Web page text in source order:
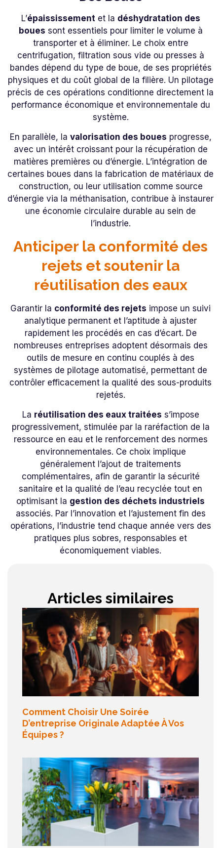
L’épaississementet la déshydratation des
boues sont essentiels pour limiter le volume à
transporter et à éliminer. Le choix entre
centrifugation, filtration sous vide ou presses à
bandes dépend du type de boue, de ses propriétés
physiques et du coût global de la filière. Un pilotage
précis de ces opérations conditionne directement la
performance économique et environnementale du
système.
En parallèle, la valorisation des boues progresse,
avec un intérêt croissant pour la récupération de
matières premières ou d’énergie. L’intégration de
certaines boues dans la fabrication de matériaux de
construction, ou leur utilisation comme source
d’énergie via la méthanisation, contribue à instaurer
une économie circulaire durable au sein de
l’industrie.
Anticiper la conformité des
rejets et soutenir la
réutilisation des eaux
Garantir la conformité des rejets impose un suivi
analytique permanent et l’aptitude à ajuster
rapidement les procédés en cas d’écart. De
nombreuses entreprises adoptent désormais des
outils de mesure en continu couplés à des
systèmes de pilotage automatisé, permettant de
contrôler efficacement la qualité des sous-produits
rejetés.
La réutilisation des eaux traitées s’impose
progressivement, stimulée par la raréfaction de la
ressource en eau et le renforcement des normes
environnementales. Ce choix implique
généralement l’ajout de traitements
complémentaires, afin de garantir la sécurité
sanitaire et la qualité de l’eau recyclée tout en
optimisant la gestion des déchets industriels
associés. Par l’innovation et l’ajustement fin des
opérations, l’industrie tend chaque année vers des
pratiques plus sobres, responsables et
économiquement viables.
Articles similaires
Comment Choisir Une Soirée
D’entreprise Originale Adaptée À Vos
Équipes ?